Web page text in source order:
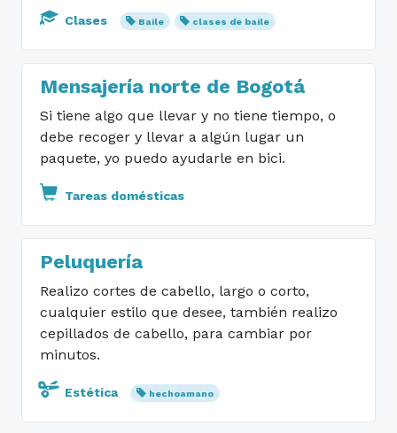
Clases Baile clases de baile
Mensajería norte de Bogotá
Si tiene algo que llevar y no tiene tiempo, o
debe recoger y llevar a algún lugar un
paquete, yo puedo ayudarle en bici.
Tareas domésticas
Peluquería
Realizo cortes de cabello, largo o corto,
cualquier estilo que desee, también realizo
cepillados de cabello, para cambiar por
minutos.
Estética hechoamano